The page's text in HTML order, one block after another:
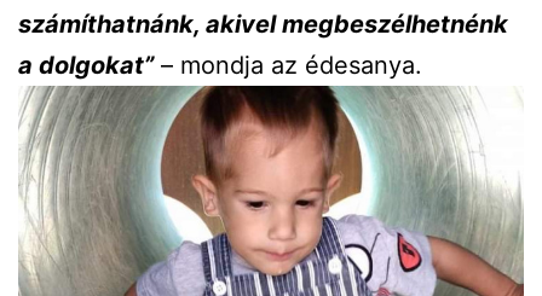
számíthatnánk, akivel megbeszélhetnénk
a dolgokat”– mondja az édesanya.